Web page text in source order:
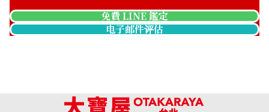
免費 LINE 鑑定
电子邮件评估